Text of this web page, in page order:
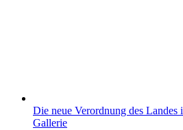
Die neue Verordnung des Landes
Gallerie